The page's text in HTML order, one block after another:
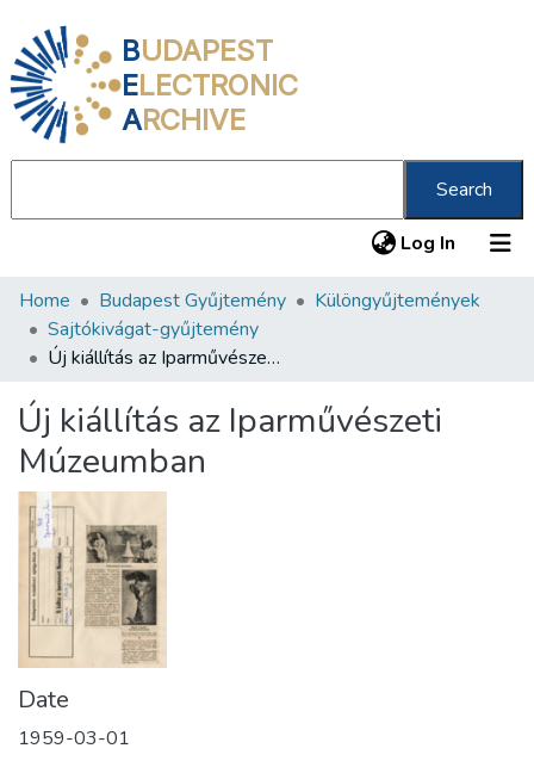
BUDAPEST
ELECTRONIC
ARCHIVE
Search
Log In (current)
Communities & Collections
All of DSpace
Statistics
About us
Home Budapest Gyűjtemény
Különgyűjtemények
Sajtókivágat-gyűjtemény
Új kiállítás az Iparművészeti Múzeumban
Új kiállítás az Iparművészeti
Múzeumban
Date
1959-03-01